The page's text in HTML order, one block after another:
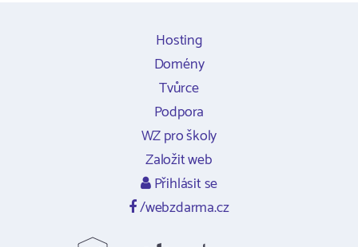
Hosting
Domény
Tvůrce
Podpora
WZ pro školy
Založit web
Přihlásit se
/webzdarma.cz